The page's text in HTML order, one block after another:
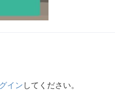
イン してください。